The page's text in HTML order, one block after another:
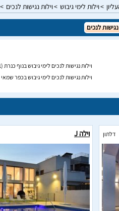
וילות לימי גיבוש וילות נגישות לנכים
נגישות לנכים
וילות נגישות לנכים לימי גיבוש בנוף כנרת (1)
וילות נגישות לנכים לימי גיבוש בכפר שמאי
דלתון וילה J